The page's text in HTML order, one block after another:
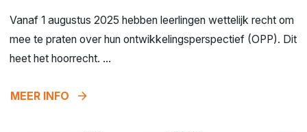
Vanaf 1 augustus 2025 hebben leerlingen wettelijk recht om
mee te praten over hun ontwikkelingsperspectief (OPP). Dit
heet het hoorrecht. ...
MEER INFO arrow_forward